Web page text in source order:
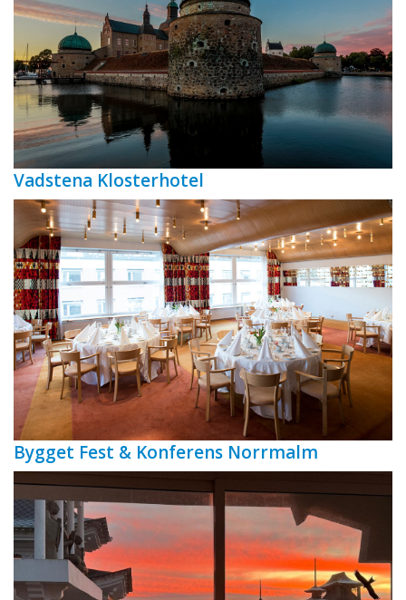
Vadstena Klosterhotel
Bygget Fest & Konferens Norrmalm